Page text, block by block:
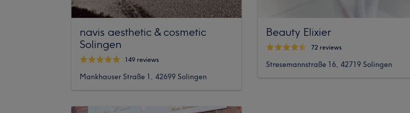
navis aesthetic & cosmetic
Solingen
149 reviews
Mankhauser Straße 1, 42699 Solingen
Beauty Elixier
72 reviews
Stresemannstraße 16, 42719 Solingen